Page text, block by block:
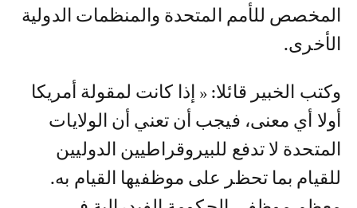
المخصص للأمم المتحدة والمنظمات الدولية
الأخرى.
وكتب الخبير قائلا: « إذا كانت لمقولة أمريكا
أولا أي معنى، فيجب أن تعني أن الولايات
المتحدة لا تدفع للبيروقراطيين الدوليين
للقيام بما تحظر على موظفيها القيام به.